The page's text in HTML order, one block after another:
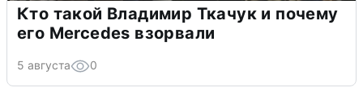
Кто такой Владимир Ткачук и почему
его Mercedes взорвали
5 августа 0